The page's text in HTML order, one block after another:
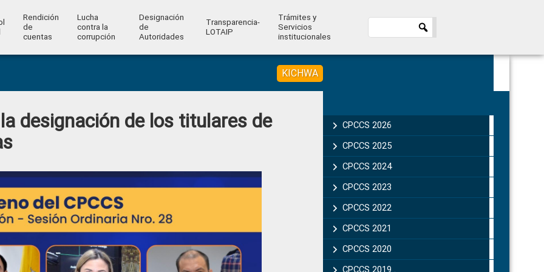
Rendición
de
cuentas
Lucha
contra la
corrupción
Designación
de
Autoridades
Transparencia-
LOTAIP
Trámites y
Servicios
institucionales
KICHWA
designación de los titulares de
Sidebar
CPCCS 2026
CPCCS 2025
CPCCS 2024
CPCCS 2023
CPCCS 2022
CPCCS 2021
CPCCS 2020
CPCCS 2019 .